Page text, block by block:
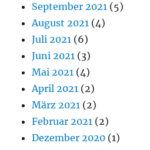
September 2021 (5)
August 2021 (4)
Juli 2021 (6)
Juni 2021 (3)
Mai 2021 (4)
April 2021 (2)
März 2021 (2)
Februar 2021 (2)
Dezember 2020 (1)